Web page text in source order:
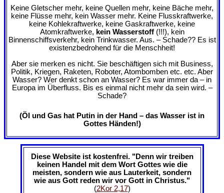
Keine Gletscher mehr, keine Quellen mehr, keine Bäche mehr,
keine Flüsse mehr, kein Wasser mehr. Keine Flusskraftwerke,
keine Kohlekraftwerke, keine Gaskraftwerke, keine
Atomkraftwerke, kein Wasserstoff(!!!), kein
Binnenschiffsverkehr, kein Trinkwasser. Aus. – Schade?? Es ist
existenzbedrohend für die Menschheit!
Aber sie merken es nicht. Sie beschäftigen sich mit Business,
Politik, Kriegen, Raketen, Roboter, Atombomben etc. etc. Aber
Wasser? Wer denkt schon an Wasser? Es war immer da – in
Europa im Überfluss. Bis es einmal nicht mehr da sein wird. –
Schade?
(Öl und Gas hat Putin in der Hand – das Wasser ist in
GottesHänden!)
Diese Website ist kostenfrei. "Denn wir treiben
keinen Handel mit dem Wort Gottes wie die
meisten, sondern wie aus Lauterkeit, sondern
wie aus Gott reden wir vor Gott in Christus."
(2Kor 2,17)